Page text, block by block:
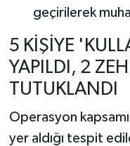
geçirilerek
5 KİŞİYE
YAPILDI, 2
TUTUKLANDI
Operasyon
yer aldığı tespit